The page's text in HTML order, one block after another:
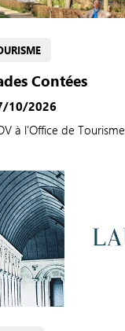
Contées
10/2026
à l'Office de Tourisme